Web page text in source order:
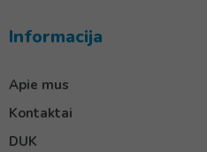
Informacija
Apie mus
Kontaktai
DUK